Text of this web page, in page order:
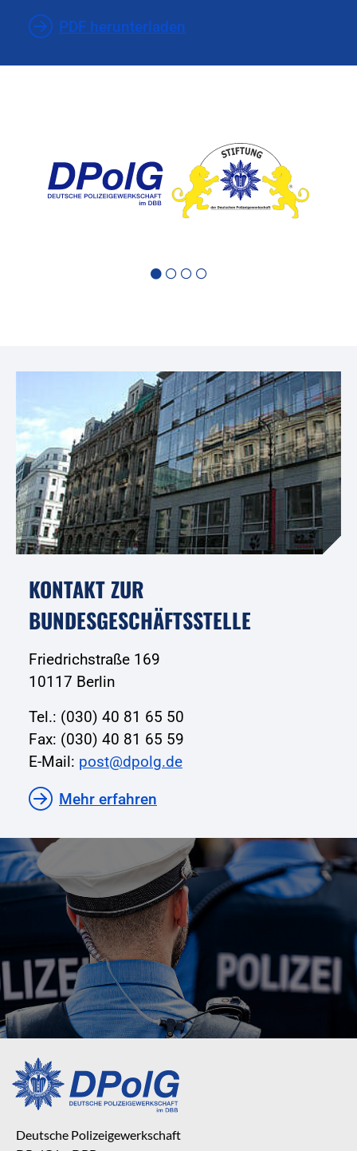
PDF herunterladen
KONTAKT ZUR
BUNDESGESCHÄFTSSTELLE
Friedrichstraße 169
10117 Berlin
Tel.: (030) 40 81 65 50
Fax: (030) 40 81 65 59
E-Mail: post@dpolg.de
Mehr erfahren
Deutsche Polizeigewerkschaft